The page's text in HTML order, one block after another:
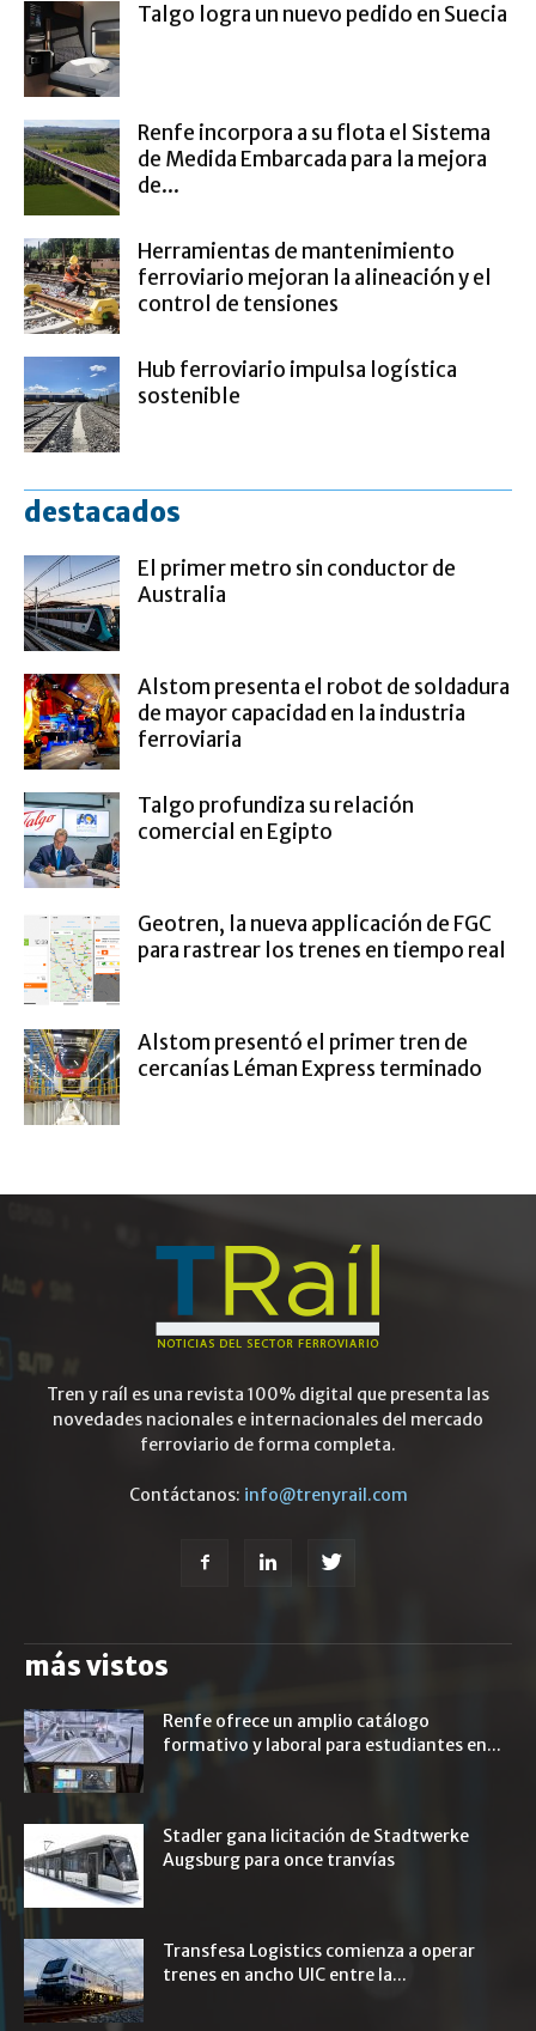
Talgo logra un nuevo pedido en Suecia
Renfe incorpora a su flota el Sistema
de Medida Embarcada para la mejora
de...
Herramientas de mantenimiento
ferroviario mejoran la alineación y el
control de tensiones
Hub ferroviario impulsa logística
sostenible
destacados
El primer metro sin conductor de
Australia
Alstom presenta el robot de soldadura
de mayor capacidad en la industria
ferroviaria
Talgo profundiza su relación
comercial en Egipto
Geotren, la nueva applicación de FGC
para rastrear los trenes en tiempo real
Alstom presentó el primer tren de
cercanías Léman Express terminado
Tren y raíl es una revista 100% digital que presenta las
novedades nacionales e internacionales del mercado
ferroviario de forma completa.
Contáctanos: info@trenyrail.com
más vistos
Renfe ofrece un amplio catálogo
formativo y laboral para estudiantes en...
Stadler gana licitación de Stadtwerke
Augsburg para once tranvías
Transfesa Logistics comienza a operar
trenes en ancho UIC entre la...